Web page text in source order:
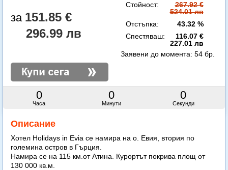
151.85 €
296.99 лв
Стойност:
267.92 €
524.01 лв
Отстъпка:
43.32 %
Спестяваш:
116.07 €
227.01 лв
0
Часа
0
Минути
0
Секунди
Заявени до момента: 54 бр.
Описание
Хотел Holidays in Evia се намира на о. Евия, втория по
големина остров в Гърция.
Намира се на 115 км.от Атина. Курортът покрива площ от
130 000 кв.м.